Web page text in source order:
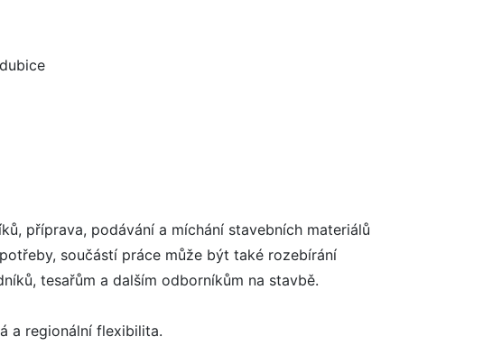
příprava, podávání a míchání stavebních materiálů
součástí práce může být také rozebírání
tesařům a dalším odborníkům na stavbě.
a regionální flexibilita.